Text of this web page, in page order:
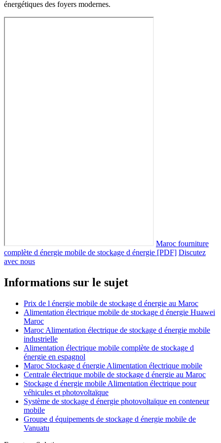
énergétiques des foyers modernes.
Maroc fourniture
complète d énergie mobile de stockage d énergie [PDF] Discutez
avec nous
Informations sur le sujet
Prix de l énergie mobile de stockage d énergie au Maroc
Alimentation électrique mobile de stockage d énergie Huawei
Maroc
Maroc Alimentation électrique de stockage d énergie mobile
industrielle
Alimentation électrique mobile complète de stockage d
énergie en espagnol
Maroc Stockage d énergie Alimentation électrique mobile
Centrale électrique mobile de stockage d énergie au Maroc
Stockage d énergie mobile Alimentation électrique pour
véhicules et photovoltaïque
Système de stockage d énergie photovoltaïque en conteneur
mobile
Groupe d équipements de stockage d énergie mobile de
Vanuatu